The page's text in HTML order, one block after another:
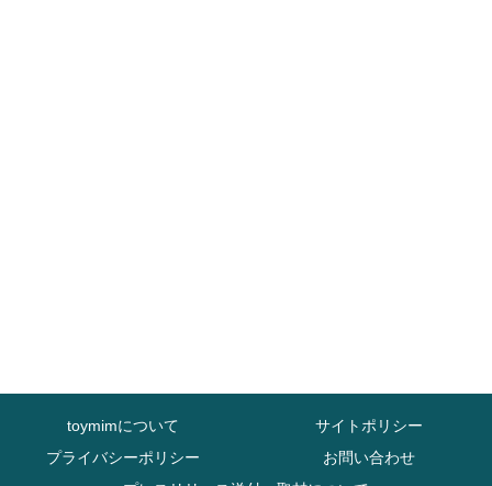
toymimについて
サイトポリシー
プライバシーポリシー
お問い合わせ